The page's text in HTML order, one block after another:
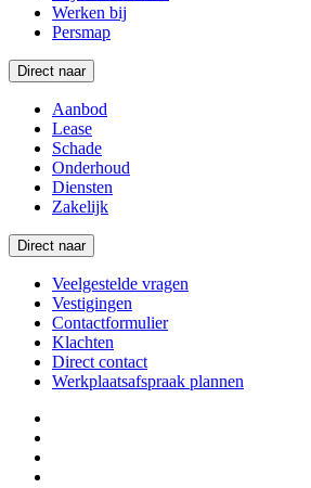
Werken bij
Persmap
Direct naar
Aanbod
Lease
Schade
Onderhoud
Diensten
Zakelijk
Direct naar
Veelgestelde vragen
Vestigingen
Contactformulier
Klachten
Direct contact
Werkplaatsafspraak plannen